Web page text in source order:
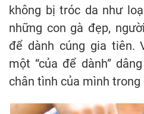
không bị tróc da như
những con gà đẹp,
để dành cúng gia tiên.
một “của để dành”
chân tình của mình trong